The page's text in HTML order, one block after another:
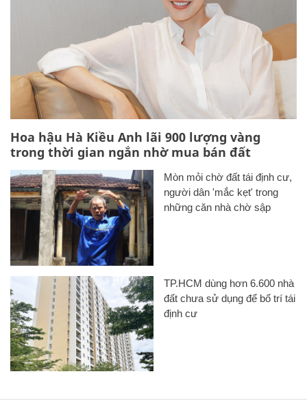
Hoa hậu Hà Kiều Anh lãi 900 lượng vàng
trong thời gian ngắn nhờ mua bán đất
Mòn mỏi chờ đất tái định cư,
người dân 'mắc kẹt' trong
những căn nhà chờ sập
TP.HCM dùng hơn 6.600 nhà
đất chưa sử dụng để bố trí tái
định cư